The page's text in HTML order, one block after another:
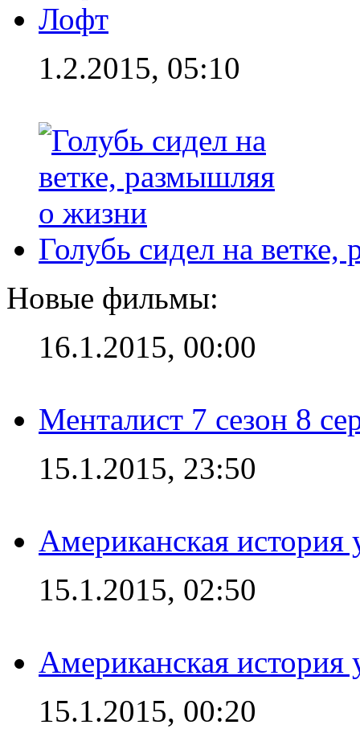
Лофт
1.2.2015, 05:10
Голубь сидел на
Новые фильмы:
16.1.2015, 00:00
Менталист 7 сезон 8
15.1.2015, 23:50
Американская история
15.1.2015, 02:50
Американская история
15.1.2015, 00:20